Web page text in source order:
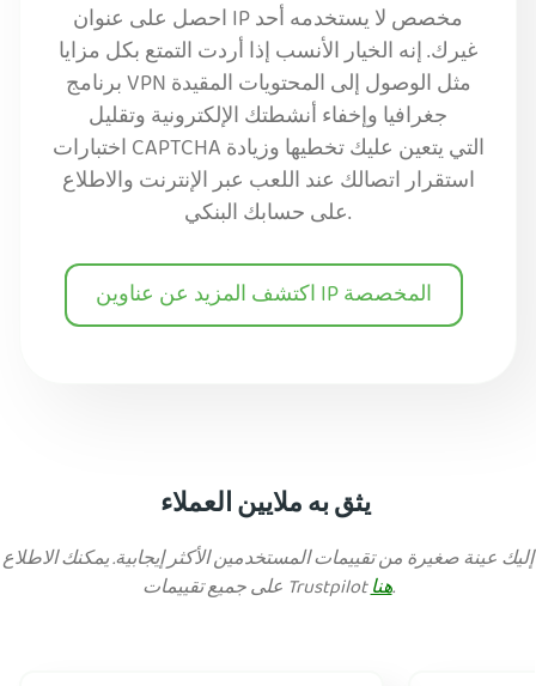
احصل على عنوان IP مخصص لا يستخدمه أحد
غيرك. إنه الخيار الأنسب إذا أردت التمتع بكل مزايا
برنامج VPN مثل الوصول إلى المحتويات المقيدة
جغرافيا وإخفاء أنشطتك الإلكترونية وتقليل
اختبارات CAPTCHA التي يتعين عليك تخطيها وزيادة
استقرار اتصالك عند اللعب عبر الإنترنت والاطلاع
على حسابك البنكي.
اكتشف المزيد عن عناوين IP المخصصة
يثق به ملايين العملاء
إليك عينة صغيرة من تقييمات المستخدمين الأكثر إيجابية. يمكنك الاطلاع
على جميع تقييمات Trustpilotهنا.